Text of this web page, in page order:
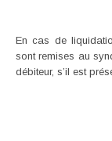
En cas de
sont remises au
débiteur, s’il est